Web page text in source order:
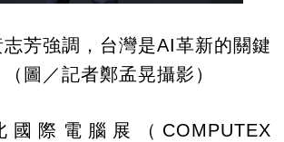
芳強調，台灣是AI革新的關鍵
圖／記者鄭孟晃攝影）
國際電腦展（COMPUTEX